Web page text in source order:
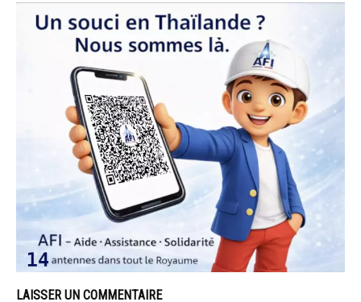
LAISSER UN COMMENTAIRE